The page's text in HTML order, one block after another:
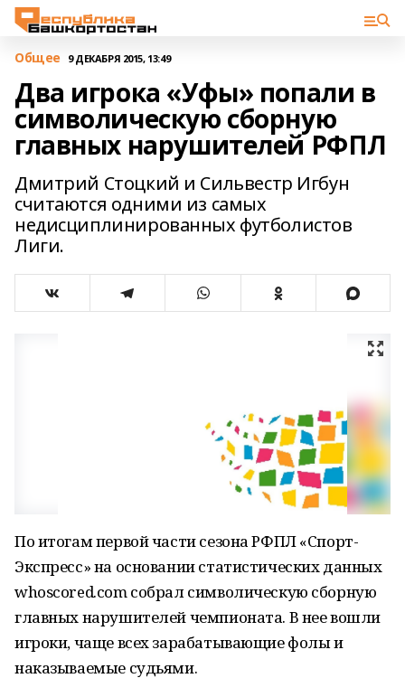
Общее 9 ДЕКАБРЯ 2015, 13:49
Два игрока «Уфы» попали в
символическую сборную
главных нарушителей РФПЛ
Дмитрий Стоцкий и Сильвестр Игбун
считаются одними из самых
недисциплинированных футболистов
Лиги.
По итогам первой части сезона РФПЛ «Спорт-
Экспресс» на основании статистических данных
whoscored.com собрал символическую сборную
главных нарушителей чемпионата. В нее вошли
игроки, чаще всех зарабатывающие фолы и
наказываемые судьями.